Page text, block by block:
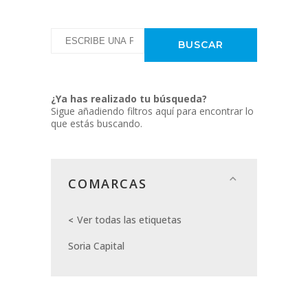
¿Ya has realizado tu búsqueda?
Sigue añadiendo filtros aquí para encontrar lo
que estás buscando.
COMARCAS
Ver todas las etiquetas
Soria Capital